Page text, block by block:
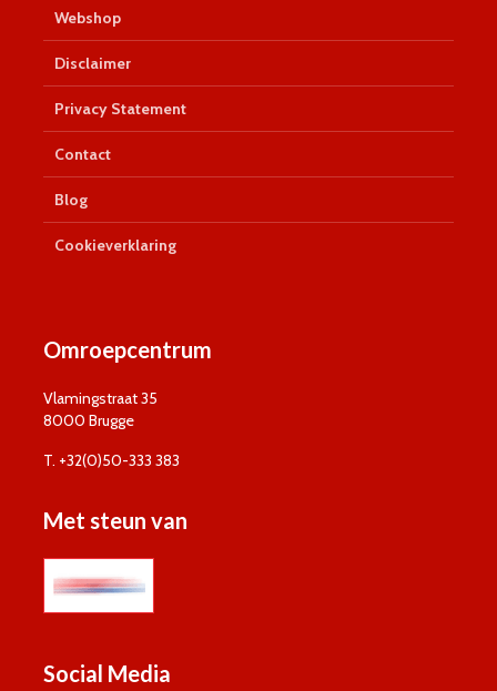
Webshop
Disclaimer
Privacy Statement
Contact
Blog
Cookieverklaring
Omroepcentrum
Vlamingstraat 35
8000 Brugge
T. +32(0)50-333 383
Met steun van
Social Media